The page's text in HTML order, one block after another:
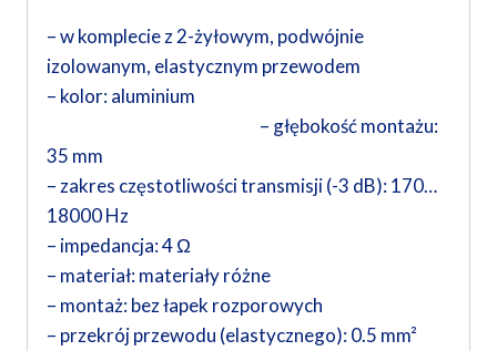
– w komplecie z 2-żyłowym, podwójnie
izolowanym, elastycznym przewodem
– kolor: aluminium
– głębokość montażu:
35 mm
– zakres częstotliwości transmisji (-3 dB): 170…
18000 Hz
– impedancja: 4 Ω
– materiał: materiały różne
– montaż: bez łapek rozporowych
– przekrój przewodu (elastycznego): 0.5 mm²